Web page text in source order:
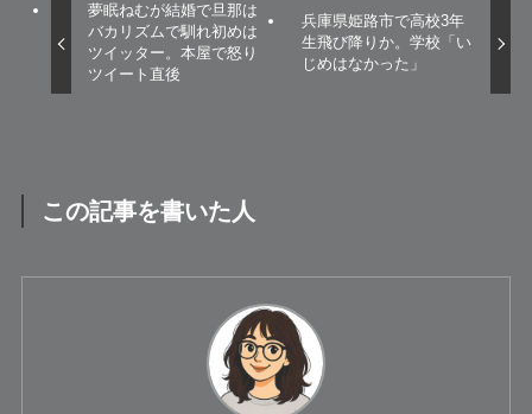
夢眠ねむが結婚で旦那は
バカリズムで馴れ初めは
ツイッター。本屋で怒り
ツイート直後
兵庫県姫路市で高校3年
生飛び降りか。学校「い
じめはなかった」
この記事を書いた人